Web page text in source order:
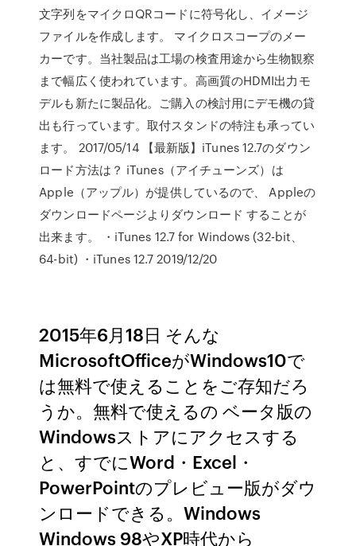
文字列をマイクロQRコードに符号化し、イメージ
ファイルを作成します。 マイクロスコープのメー
カーです。当社製品は工場の検査用途から生物観察
まで幅広く使われています。高画質のHDMI出力モ
デルも新たに製品化。ご購入の検討用にデモ機の貸
出も行っています。取付スタンドの特注も承ってい
ます。 2017/05/14 【最新版】iTunes 12.7のダウン
ロード方法は？ iTunes（アイチューンズ）は
Apple（アップル）が提供しているので、 Appleの
ダウンロードページよりダウンロード することが
出来ます。 ・iTunes 12.7 for Windows (32-bit、
64-bit) ・iTunes 12.7 2019/12/20
2015年6月18日 そんな
MicrosoftOfficeがWindows10で
は無料で使えることをご存知だろ
うか。無料で使えるの ベータ版の
Windowsストアにアクセスする
と、すでにWord・Excel・
PowerPointのプレビュー版がダウ
ンロードできる。Windows
Windows 98やXP時代から